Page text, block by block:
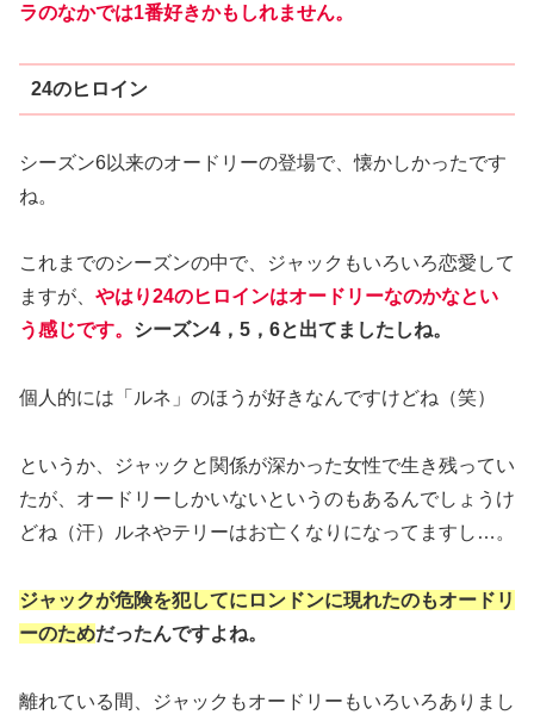
ラのなかでは1番好きかもしれません。
24のヒロイン
シーズン6以来のオードリーの登場で、懐かしかったです
ね。
これまでのシーズンの中で、ジャックもいろいろ恋愛して
ますが、 やはり24のヒロインはオードリーなのかなとい
う感じです。 シーズン4，5，6と出てましたしね。
個人的には「ルネ」のほうが好きなんですけどね（笑）
というか、ジャックと関係が深かった女性で生き残ってい
たが、オードリーしかいないというのもあるんでしょうけ
どね（汗）ルネやテリーはお亡くなりになってますし…。
ジャックが危険を犯してにロンドンに現れたのもオードリ
ーのためだったんですよね。
離れている間、ジャックもオードリーもいろいろありまし